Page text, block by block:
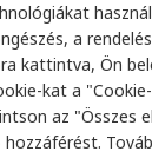
EN 55032/35, IEC
2-3, UL 61010-2-
a
kattintva, Ön
kat a
az "Összes